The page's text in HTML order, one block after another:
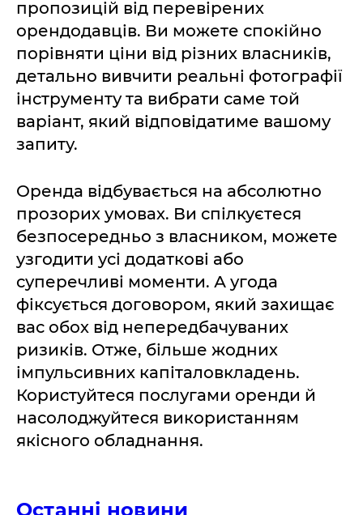
пропозицій від перевірених
орендодавців. Ви можете спокійно
порівняти ціни від різних власників,
детально вивчити реальні фотографії
інструменту та вибрати саме той
варіант, який відповідатиме вашому
запиту.
Оренда відбувається на абсолютно
прозорих умовах. Ви спілкуєтеся
безпосередньо з власником, можете
узгодити усі додаткові або
суперечливі моменти. А угода
фіксується договором, який захищає
вас обох від непередбачуваних
ризиків. Отже, більше жодних
імпульсивних капіталовкладень.
Користуйтеся послугами оренди й
насолоджуйтеся використанням
якісного обладнання.
Останні новини